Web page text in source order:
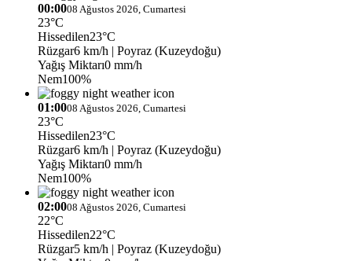
00:0008 Ağustos 2026, Cumartesi
23°C
Hissedilen23°C
Rüzgar6 km/h | Poyraz (Kuzeydoğu)
Yağış Miktarı0 mm/h
Nem100%
01:0008 Ağustos 2026, Cumartesi
23°C
Hissedilen23°C
Rüzgar6 km/h | Poyraz (Kuzeydoğu)
Yağış Miktarı0 mm/h
Nem100%
02:0008 Ağustos 2026, Cumartesi
22°C
Hissedilen22°C
Rüzgar5 km/h | Poyraz (Kuzeydoğu)